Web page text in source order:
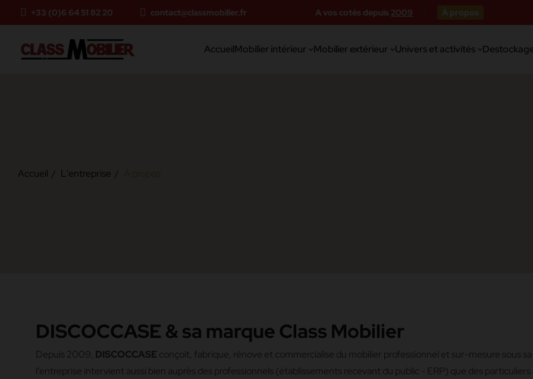
+33 (0)6 64 51 82 20 contact@classmobilier.fr A vos cotés depuis 2009 À propos
AccueilMobilier intérieur Mobilier extérieur Univers et activités
Accueil L'entreprise
DISCOCCASE & sa marque Class Mobilier
Depuis 2009, DISCOCCASE conçoit, fabrique, rénove et commercialise du mobilier professionnel et sur-mesure sous
l’entreprise intervient aussi bien auprès des professionnels (établissements recevant du public - ERP) que des